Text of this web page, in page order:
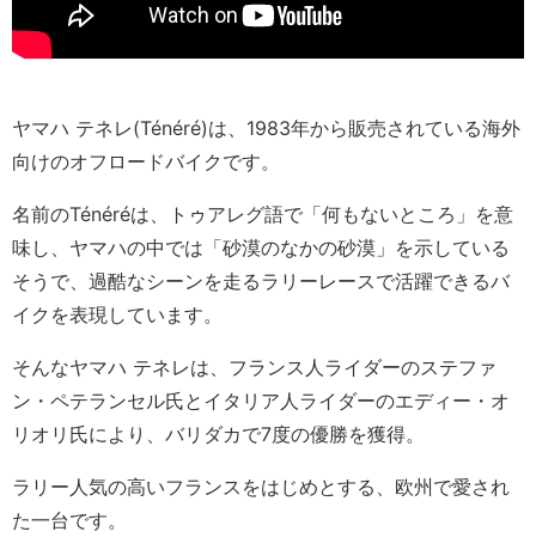
ヤマハ テネレ(Ténéré)は、1983年から販売されている海外
向けのオフロードバイクです。
名前のTénéréは、トゥアレグ語で「何もないところ」を意
味し、ヤマハの中では「砂漠のなかの砂漠」を示している
そうで、過酷なシーンを走るラリーレースで活躍できるバ
イクを表現しています。
そんなヤマハ テネレは、フランス人ライダーのステファ
ン・ペテランセル氏とイタリア人ライダーのエディー・オ
リオリ氏により、バリダカで7度の優勝を獲得。
ラリー人気の高いフランスをはじめとする、欧州で愛され
た一台です。